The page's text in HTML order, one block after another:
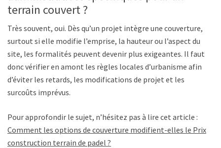
terrain couvert ?
Très souvent, oui. Dès qu’un projet intègre une couverture,
surtout si elle modifie l’emprise, la hauteur ou l’aspect du
site, les formalités peuvent devenir plus exigeantes. Il faut
donc vérifier en amont les règles locales d’urbanisme afin
d’éviter les retards, les modifications de projet et les
surcoûts imprévus.
Pour approfondir le sujet, n’hésitez pas à lire cet article :
Comment les options de couverture modifient-elles le Prix
construction terrain de padel ?